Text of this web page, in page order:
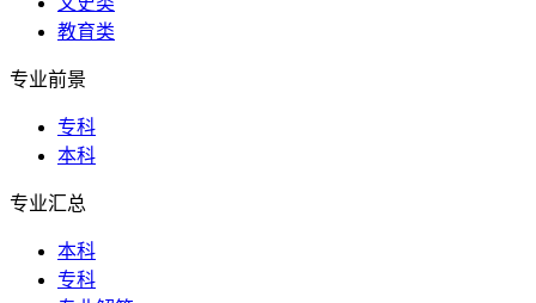
教育类
专业前景
专科
本科
专业汇总
本科
专科